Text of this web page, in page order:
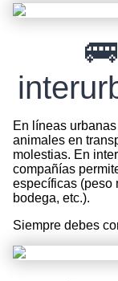
En líneas
animales en
molestias. En
compañías
específicas (peso
bodega, etc.).
Siempre debes